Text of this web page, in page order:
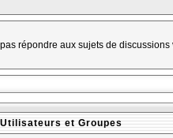
répondre aux sujets de
et Groupes